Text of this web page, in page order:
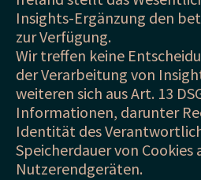
Insights-Ergänzung den
zur Verfügung.
Wir treffen keine
der Verarbeitung von
weiteren sich aus Art. 13
Informationen, darunter
Identität des
Speicherdauer von Cookies
Nutzerendgeräten.